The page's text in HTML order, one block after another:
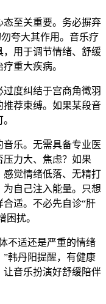
至关重要。务必摒弃
夸大其作用。音乐疗
用于调节情绪、舒缓
重大疾病。
度纠结于宫商角徵羽
荐束缚。如果某段音
乐。无需具备专业医
力大、焦虑？如果
觉情绪低落、无精打
自己注入能量。只想
适。不必先自诊“肝
困扰。
不适还是严重的情绪
韩丹阳提醒，有健康
音乐扮演好舒缓陪伴